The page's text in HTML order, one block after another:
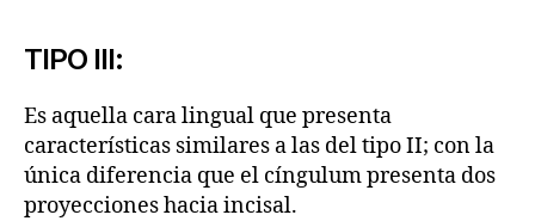
TIPO III:
Es aquella cara lingual que presenta
características similares a las del tipo II; con la
única diferencia que el cíngulum presenta dos
proyecciones hacia incisal.